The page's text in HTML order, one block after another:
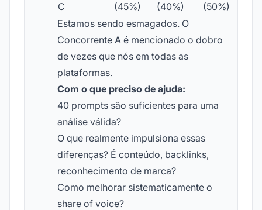
C
(45%)
(40%)
(50%)
Estamos sendo esmagados. O
Concorrente A é mencionado o dobro
de vezes que nós em todas as
plataformas.
Com o que preciso de ajuda:
40 prompts são suficientes para uma
análise válida?
O que realmente impulsiona essas
diferenças? É conteúdo, backlinks,
reconhecimento de marca?
Como melhorar sistematicamente o
share of voice?